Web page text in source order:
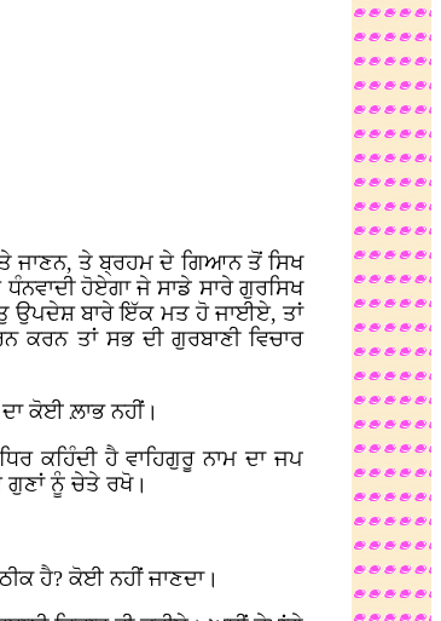
ਤੇ ਜਾਣਨ, ਤੇ ਬ੍ਰਹਮ ਦੇ ਗਿਆਨ ਤੋਂ ਸਿਖ
ਧੰਨਵਾਦੀ ਹੋਏਗਾ ਜੇ ਸਾਡੇ ਸਾਰੇ ਗੁਰਸਿਖ
ਉਪਦੇਸ਼ ਬਾਰੇ ਇੱਕ ਮਤ ਹੋ ਜਾਈਏ, ਤਾਂ
ਤਾਂ ਸਭ ਦੀ ਗੁਰਬਾਣੀ ਵਿਚਾਰ
ਕੋਈ ਲ਼ਾਭ ਨਹੀਂ।
ਕਹਿੰਦੀ ਹੈ ਵਾਹਿਗੁਰੂ ਨਾਮ ਦਾ ਜਪ
ਗੁਣਾਂ ਨੂੰ ਚੇਤੇ ਰਖੋ।
ਹੈ? ਕੋਈ ਨਹੀਂ ਜਾਣਦਾ।